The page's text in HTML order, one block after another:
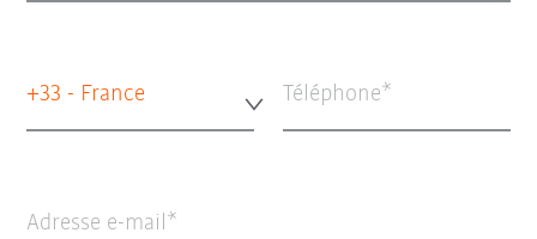
+33 - France Téléphone
Adresse e-mail